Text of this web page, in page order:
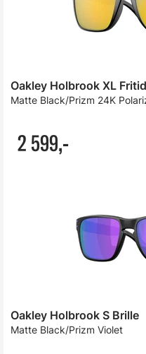
Oakley Holbrook XL
Matte Black/Prizm 24K
2 599,-
Oakley Holbrook S Brille
Matte Black/Prizm Violet